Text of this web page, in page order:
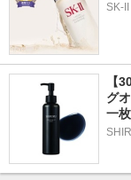
SK-II
【
グ
一